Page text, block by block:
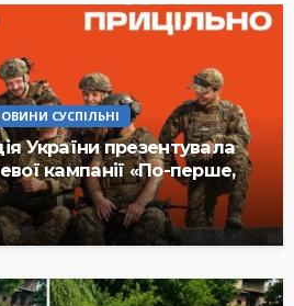
СУСПІЛЬНІ
України презентувала
кампанії «По-перше,